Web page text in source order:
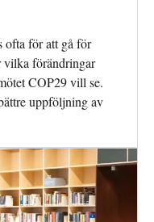
ofta för att gå för
vilka förändringar
COP29 vill se.
uppföljning av